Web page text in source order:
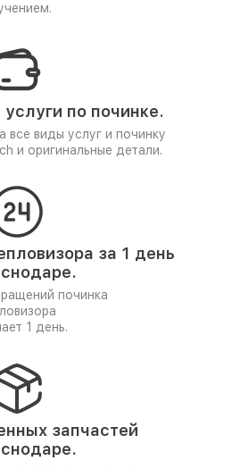
по починке.
все виды услуг и починку
и оригинальные детали.
за 1 день
починка
1 день.
запчастей